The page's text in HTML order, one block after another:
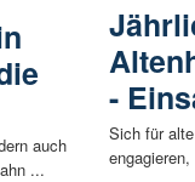
auch
...
-
Sich für